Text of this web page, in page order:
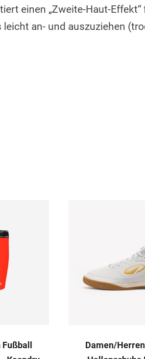
einen „Zweite-Haut-
an- und auszuziehen
Damen/Herren